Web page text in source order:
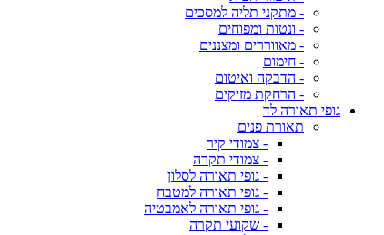
- מתקני תליה למסכים
- ונטות ומפוחים
- מאווררים ומצננים
- חימום
- הדבקה ואיטום
- הרחקת מזיקים
גופי תאורה לד
תאורת פנים
- צמודי קיר
- צמודי תקרה
- גופי תאורה לסלון
- גופי תאורה למטבח
- גופי תאורה לאמבטיה
- שקועי תקרה